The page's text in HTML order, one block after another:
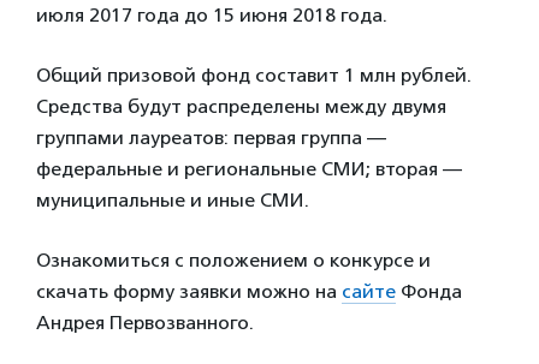
июля 2017 года до 15 июня 2018 года.
Общий призовой фонд составит 1 млн рублей.
Средства будут распределены между двумя
группами лауреатов: первая группа —
федеральные и региональные СМИ; вторая —
муниципальные и иные СМИ.
Ознакомиться с положением о конкурсе и
скачать форму заявки можно на сайте Фонда
Андрея Первозванного.